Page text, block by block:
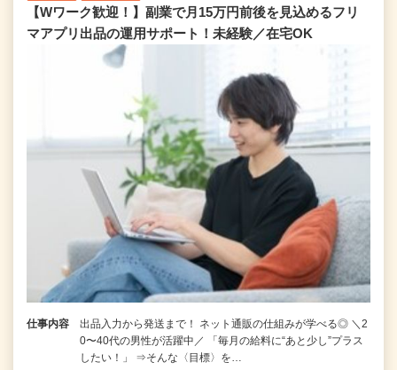
【Wワーク歓迎！】副業で月15万円前後を見込めるフリ
マアプリ出品の運用サポート！未経験／在宅OK
仕事内容
出品入力から発送まで！ ネット通販の仕組みが学べる◎ ＼2
0〜40代の男性が活躍中／ 「毎月の給料に“あと少し”プラス
したい！」 ⇒そんな〈目標〉を…